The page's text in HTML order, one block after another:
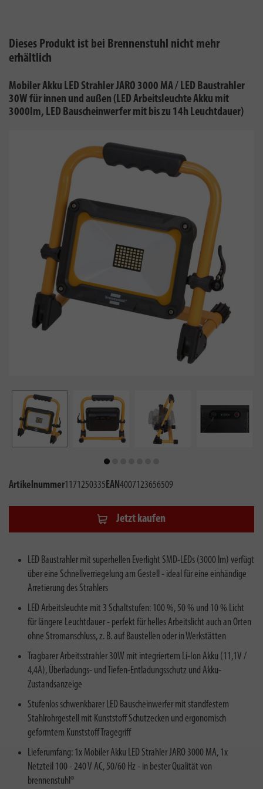
Dieses Produkt ist bei Brennenstuhl nicht mehr
erhältlich
Mobiler Akku LED Strahler JARO 3000 MA / LED Baustrahler
30W für innen und außen (LED Arbeitsleuchte Akku mit
3000lm, LED Bauscheinwerfer mit bis zu 14h Leuchtdauer)
Artikelnummer1171250335EAN4007123656509
Jetzt kaufen
LED Baustrahler mit superhellen Everlight SMD-LEDs (3000 lm) verfügt
über eine Schnellverriegelung am Gestell - ideal für eine einhändige
Arretierung des Strahlers
LED Arbeitsleuchte mit 3 Schaltstufen: 100 %, 50 % und 10 % Licht
für längere Leuchtdauer - perfekt für helles Arbeitslicht auch an Orten
ohne Stromanschluss, z. B. auf Baustellen oder in Werkstätten
Tragbarer Arbeitsstrahler 30W mit integriertem Li-Ion Akku (11,1V /
4,4A), Überladungs- und Tiefen-Entladungsschutz und Akku-
Zustandsanzeige
Stufenlos schwenkbarer LED Bauscheinwerfer mit standfestem
Stahlrohrgestell mit Kunststoff Schutzecken und ergonomisch
geformtem Kunststoff Tragegriff
Lieferumfang: 1x Mobiler Akku LED Strahler JARO 3000 MA, 1x
Netzteil 100 - 240 V AC, 50/60 Hz - in bester Qualität von
brennenstuhl®